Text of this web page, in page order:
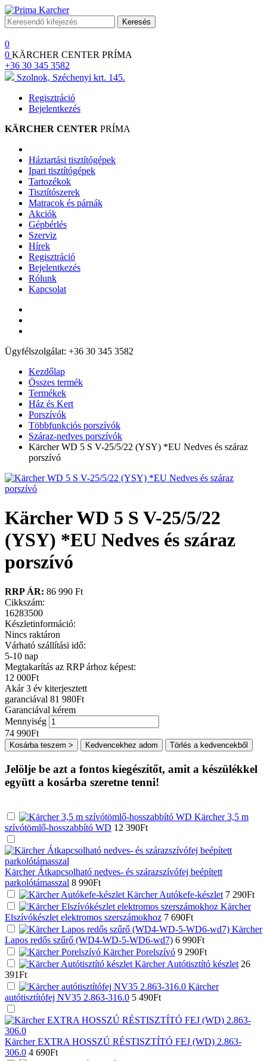
Keresés
0
0 KÄRCHER CENTER PRÍMA
+36 30 345 3582
Szolnok, Széchenyi krt. 145.
Regisztráció
Bejelentkezés
KÄRCHER CENTER PRÍMA
Háztartási tisztítógépek
Ipari tisztítógépek
Tartozékok
Tisztítószerek
Matracok és párnák
Akciók
Gépbérlés
Szerviz
Hírek
Regisztráció
Bejelentkezés
Rólunk
Kapcsolat
Ügyfélszolgálat: +36 30 345 3582
Kezdőlap
Összes termék
Termékek
Ház és Kert
Porszívók
Többfunkciós porszívók
Száraz-nedves porszívók
Kärcher WD 5 S V-25/5/22 (YSY) *EU Nedves és száraz
porszívó
Kärcher WD 5 S V-25/5/22
(YSY) *EU Nedves és száraz
porszívó
RRP ÁR: 86 990 Ft
Cikkszám:
16283500
Készletinformáció:
Nincs raktáron
Várható szállítási idő:
5-10 nap
Megtakarítás az RRP árhoz képest:
12 000Ft
Akár 3 év kiterjesztett
garanciával 81 980Ft
Garanciával kérem
Mennyiség
74 990Ft
Kosárba teszem > Kedvencekhez adom Törlés a kedvencekből
Jelölje be azt a fontos kiegészítőt, amit a készülékkel
együtt a kosárba szeretne tenni!
Kärcher 3,5 m
szívótömlő-hosszabbító WD 12 390Ft
Kärcher Átkapcsolható nedves- és szárazszívófej beépített
parkolótámasszal 8 990Ft
Kärcher Autókefe-készlet 7 290Ft
Kärcher
Elszívókészlet elektromos szerszámokhoz 7 690Ft
Kärcher
Lapos redős szűrő (WD4-WD-5-WD6-wd7) 6 990Ft
Kärcher Porelszívó 9 290Ft
Kärcher Autótisztító készlet 26
391Ft
Kärcher
autótisztítófej NV35 2.863-316.0 5 490Ft
Kärcher EXTRA HOSSZÚ RÉSTISZTÍTÓ FEJ (WD) 2.863-
306.0 4 690Ft